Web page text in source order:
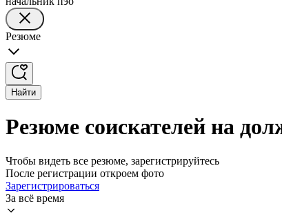
Резюме
Найти
Резюме соискателей на
Чтобы видеть все резюме, зарегистрируйтесь
После регистрации откроем фото
Зарегистрироваться
За всё время